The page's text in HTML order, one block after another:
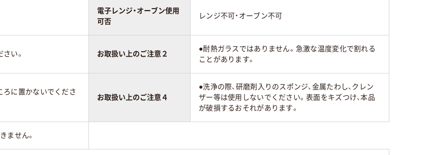
電子レンジ・オーブン使用
可否
レンジ不可・オーブン不可
い。 お取扱い上のご注意２
●耐熱ガラスではありません。急激な温度変化で割れる
ことがあります。
ろに置かないでくださ
お取扱い上のご注意４
●洗浄の際、研磨剤入りのスポンジ、金属たわし、クレン
ザー等は使用しないでください。表面をキズつけ、本品
が破損するおそれがあります。
ません。